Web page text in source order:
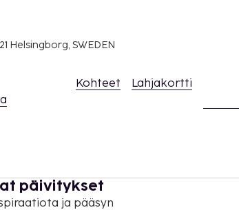
Helsingborg, SWEDEN
Kohteet Lahjakortti
päivitykset
ja pääsyn